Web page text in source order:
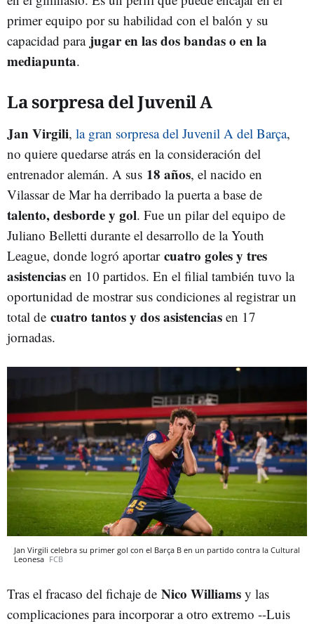
primer equipo por su habilidad con el balón y su
capacidad para jugar en las dos bandas o en la
mediapunta.
La sorpresa del Juvenil A
Jan Virgili, la gran sorpresa del Juvenil A del Barça,
no quiere quedarse atrás en la consideración del
entrenador alemán. A sus 18 años, el nacido en
Vilassar de Mar ha derribado la puerta a base de
talento, desborde y gol. Fue un pilar del equipo de
Juliano Belletti durante el desarrollo de la Youth
League, donde logró aportar cuatro goles y tres
asistencias en 10 partidos. En el filial también tuvo la
oportunidad de mostrar sus condiciones al registrar un
total de cuatro tantos y dos asistencias en 17
jornadas.
Jan Virgili celebra su primer gol con el Barça B en un partido contra la Cultural
Leonesa FCB
Tras el fracaso del fichaje de Nico Williams y las
complicaciones para incorporar a otro extremo --Luis